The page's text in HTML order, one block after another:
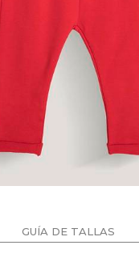
GUÍA DE TALLAS